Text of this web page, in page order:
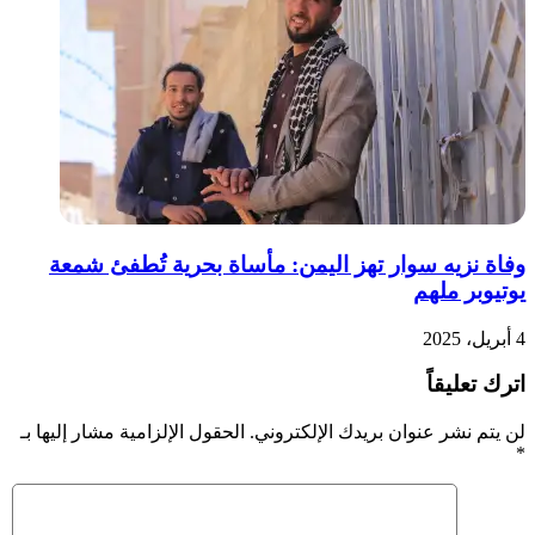
وفاة نزيه سوار تهز اليمن: مأساة بحرية تُطفئ شمعة
يوتيوبر ملهم
4 أبريل، 2025
اترك تعليقاً
لن يتم نشر عنوان بريدك الإلكتروني. الحقول الإلزامية مشار إليها بـ
*